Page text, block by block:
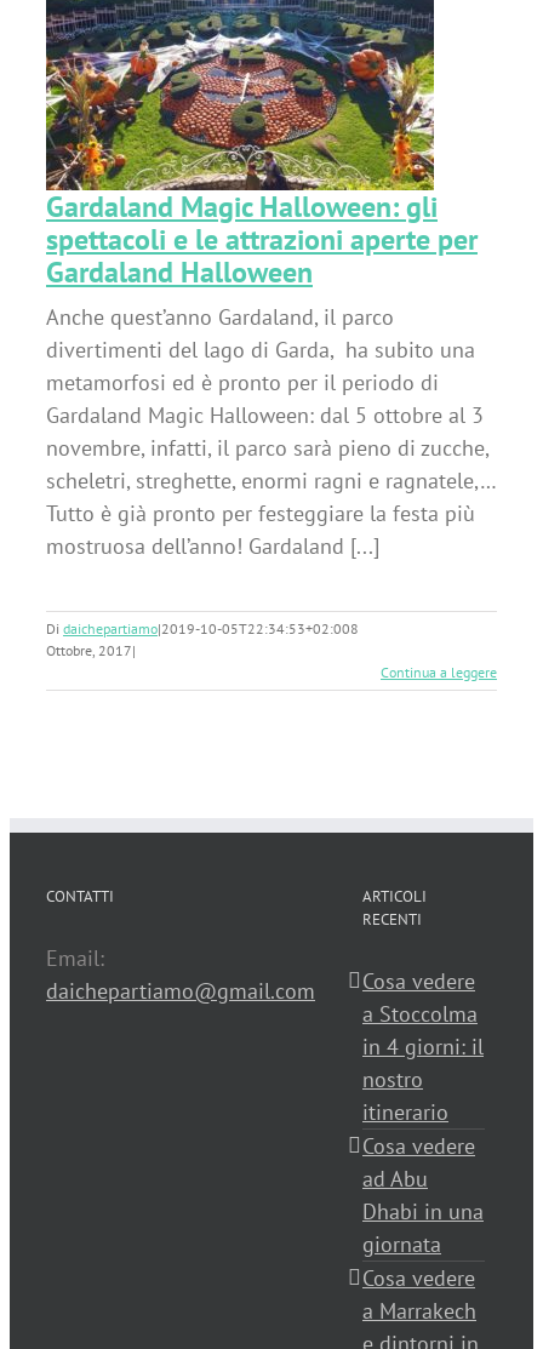
Gardaland Magic Halloween: gli
spettacoli e le attrazioni aperte per
Gardaland Halloween
Anche quest’anno Gardaland, il parco
divertimenti del lago di Garda, ha subito una
metamorfosi ed è pronto per il periodo di
Gardaland Magic Halloween: dal 5 ottobre al 3
novembre, infatti, il parco sarà pieno di zucche,
scheletri, streghette, enormi ragni e ragnatele,…
Tutto è già pronto per festeggiare la festa più
mostruosa dell’anno! Gardaland [...]
Di daichepartiamo|2019-10-05T22:34:53+02:008
Ottobre, 2017|
Continua a leggere
CONTATTI
Email:
daichepartiamo@gmail.com
ARTICOLI
RECENTI
Cosa vedere
a Stoccolma
in 4 giorni: il
nostro
itinerario
Cosa vedere
ad Abu
Dhabi in una
giornata
Cosa vedere
a Marrakech